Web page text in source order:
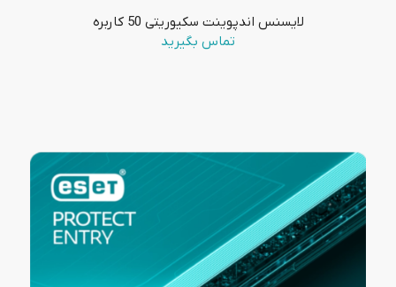
لایسنس اندپوینت سکیوریتی 50 کاربره
تماس بگیرید